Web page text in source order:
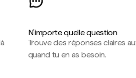
N'importe quelle question
Trouve des réponses claires
quand tu en as besoin.